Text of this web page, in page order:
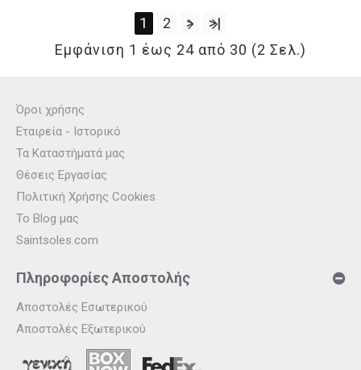
1 2 >
>|
Εμφάνιση 1 έως 24 από 30 (2 Σελ.)
Όροι χρήσης
Εταιρεία - Ιστορικό
Τα Καταστήματά μας
Θέσεις Εργασίας
Πολιτική Χρήσης Cookies
Το Blog μας
Saintsoles.com
Πληροφορίες Αποστολής
Αποστολές Εσωτερικού
Αποστολές Εξωτερικού